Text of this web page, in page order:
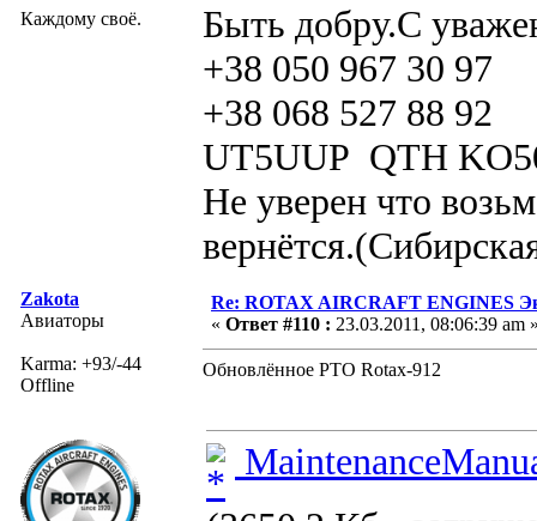
Каждому своё.
Быть добру.С
+38 050 967 30 97
+38 068 527 88 92
UT5UUP QTH
Не уверен что
Zakota
Авиаторы
Karma: +93/-44
Offline
Re: ROTAX AIRCRAFT ENGINES
« Ответ #110 : 23.03.2011, 08:06:39 am
Обновлённое РТО Rotax-912